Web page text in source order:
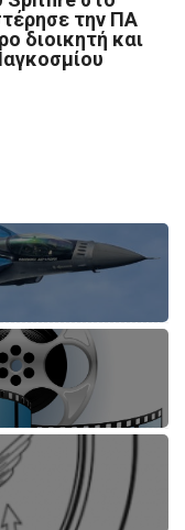
την ΠΑ
διοικητή και